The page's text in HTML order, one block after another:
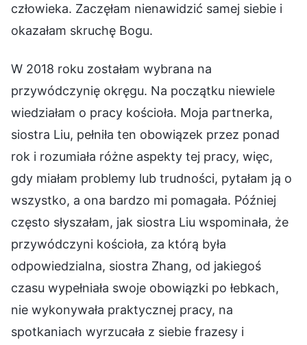
człowieka. Zaczęłam nienawidzić samej siebie i
okazałam skruchę Bogu.
W 2018 roku zostałam wybrana na
przywódczynię okręgu. Na początku niewiele
wiedziałam o pracy kościoła. Moja partnerka,
siostra Liu, pełniła ten obowiązek przez ponad
rok i rozumiała różne aspekty tej pracy, więc,
gdy miałam problemy lub trudności, pytałam ją o
wszystko, a ona bardzo mi pomagała. Później
często słyszałam, jak siostra Liu wspominała, że
przywódczyni kościoła, za którą była
odpowiedzialna, siostra Zhang, od jakiegoś
czasu wypełniała swoje obowiązki po łebkach,
nie wykonywała praktycznej pracy, na
spotkaniach wyrzucała z siebie frazesy i